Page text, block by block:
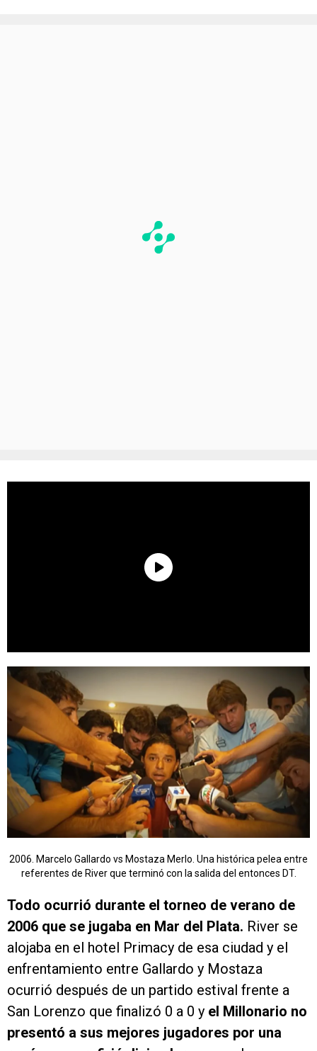
2006. Marcelo Gallardo vs Mostaza Merlo. Una histórica pelea entre
referentes de River que terminó con la salida del entonces DT.
Todo ocurrió durante el torneo de verano de
2006 que se jugaba en Mar del Plata. River se
alojaba en el hotel Primacy de esa ciudad y el
enfrentamiento entre Gallardo y Mostaza
ocurrió después de un partido estival frente a
San Lorenzo que finalizó 0 a 0 y el Millonario no
presentó a sus mejores jugadores por una